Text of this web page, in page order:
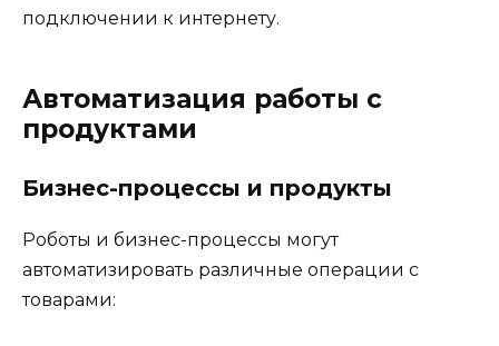
подключении к интернету.
Автоматизация работы с
продуктами
Бизнес-процессы и продукты
Роботы и бизнес-процессы могут
автоматизировать различные операции с
товарами: